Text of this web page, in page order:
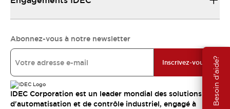
Besoin d'aide?
Abonnez-vous à notre newsletter
Inscrivez-vous
IDEC Corporation est un leader mondial des solutions
d'automatisation et de contrôle industriel, engagé à